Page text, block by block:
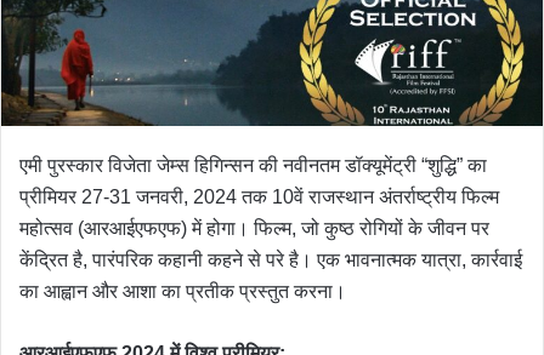
एमी पुरस्कार विजेता जेम्स हिगिन्सन की नवीनतम डॉक्यूमेंट्री “शुद्धि” का
प्रीमियर 27-31 जनवरी, 2024 तक 10वें राजस्थान अंतर्राष्ट्रीय फिल्म
महोत्सव (आरआईएफएफ) में होगा। फिल्म, जो कुष्ठ रोगियों के जीवन पर
केंद्रित है, पारंपरिक कहानी कहने से परे है। एक भावनात्मक यात्रा, कार्रवाई
का आह्वान और आशा का प्रतीक प्रस्तुत करना।